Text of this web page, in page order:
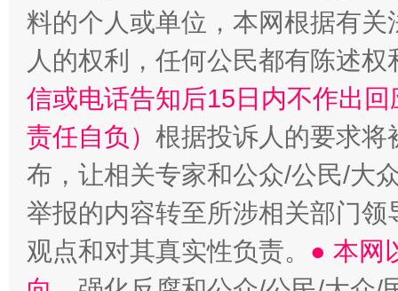
料的个人或单位，本网根据有
人的权利，任何公民都有陈述
信或电话告知后15日内不作出
责任自负） 根据投诉人的要求将
布，让相关专家和公众/公民/大
举报的内容转至所涉相关部门
观点和对其真实性负责。 ● 本网